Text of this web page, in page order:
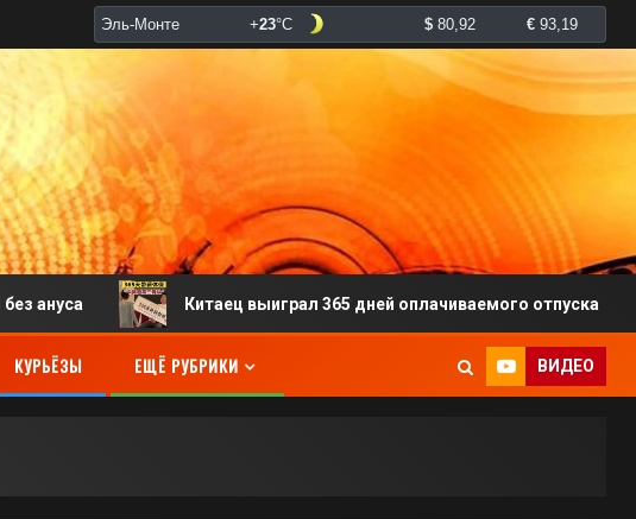
Китаец выиграл 365 дней оплачиваемого отпуска
КУРЬЁЗЫ ЕЩЁ РУБРИКИ ВИДЕО